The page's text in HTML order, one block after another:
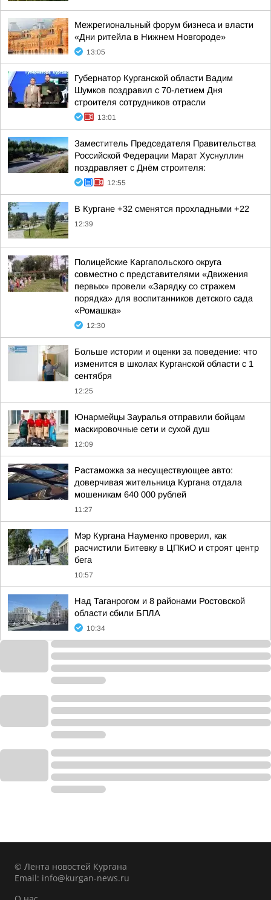
Межрегиональный форум бизнеса и власти
«Дни ритейла в Нижнем Новгороде»
13:05
Губернатор Курганской области Вадим
Шумков поздравил с 70-летием Дня
строителя сотрудников отрасли
13:01
Заместитель Председателя Правительства
Российской Федерации Марат Хуснуллин
поздравляет с Днём строителя:
12:55
В Кургане +32 сменятся прохладными +22
12:39
Полицейские Каргапольского округа
совместно с представителями «Движения
первых» провели «Зарядку со стражем
порядка» для воспитанников детского сада
«Ромашка»
12:30
Больше истории и оценки за поведение: что
изменится в школах Курганской области с 1
сентября
12:25
Юнармейцы Зауралья отправили бойцам
маскировочные сети и сухой душ
12:09
Растаможка за несуществующее авто:
доверчивая жительница Кургана отдала
мошеникам 640 000 рублей
11:27
Мэр Кургана Науменко проверил, как
расчистили Битевку в ЦПКиО и строят центр
бега
10:57
Над Таганрогом и 8 районами Ростовской
области сбили БПЛА
10:34
© Лента новостей Кургана
Email: info@kurgan-news.ru